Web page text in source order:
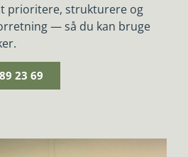
prioritere, strukturere og
— så du kan bruge
23 69